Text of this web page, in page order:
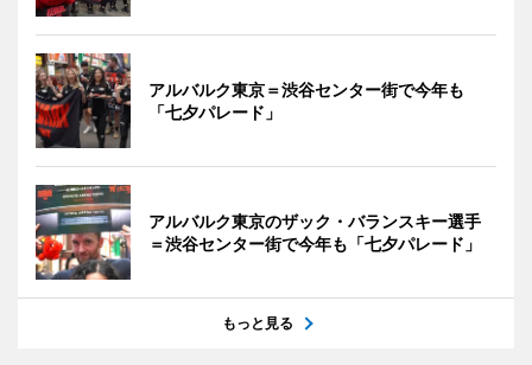
アルバルク東京＝渋谷センター街で今年も
「七夕パレード」
アルバルク東京のザック・バランスキー選手
＝渋谷センター街で今年も「七夕パレード」
もっと見る